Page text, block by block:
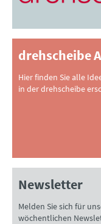
drehscheibe
Hier finden Sie alle
in der drehscheibe
Newsletter
Melden Sie sich für
wöchentlichen